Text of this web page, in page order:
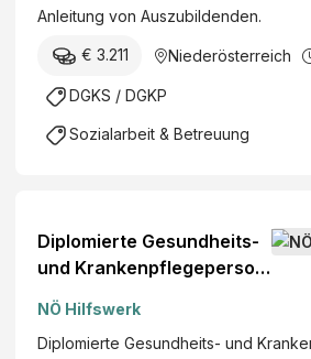
Anleitung von Auszubildenden.
€ 3.211 Niederösterreich
DGKS / DGKP
Sozialarbeit & Betreuung
Diplomierte Gesundheits-
und Krankenpflegeperson
(w/m/d)
NÖ Hilfswerk
Diplomierte Gesundheits- und